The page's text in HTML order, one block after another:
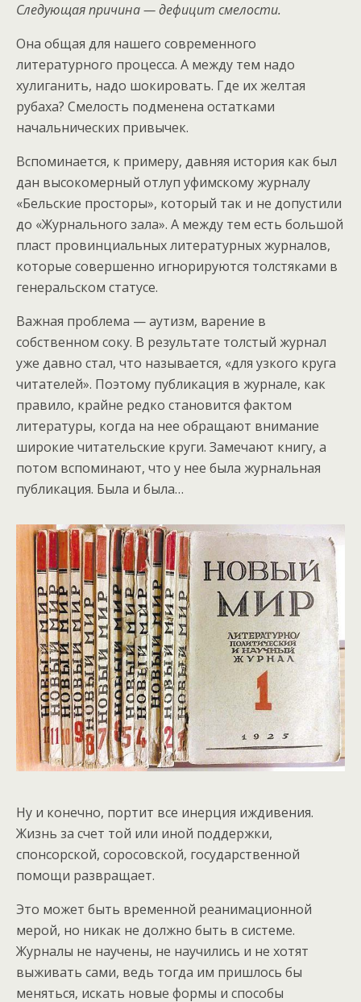
Следующая причина — дефицит смелости.
Она общая для нашего современного
литературного процесса. А между тем надо
хулиганить, надо шокировать. Где их желтая
рубаха? Смелость подменена остатками
начальнических привычек.
Вспоминается, к примеру, давняя история как был
дан высокомерный отлуп уфимскому журналу
«Бельские просторы», который так и не допустили
до «Журнального зала». А между тем есть большой
пласт провинциальных литературных журналов,
которые совершенно игнорируются толстяками в
генеральском статусе.
Важная проблема — аутизм, варение в
собственном соку. В результате толстый журнал
уже давно стал, что называется, «для узкого круга
читателей». Поэтому публикация в журнале, как
правило, крайне редко становится фактом
литературы, когда на нее обращают внимание
широкие читательские круги. Замечают книгу, а
потом вспоминают, что у нее была журнальная
публикация. Была и была…
Ну и конечно, портит все инерция иждивения.
Жизнь за счет той или иной поддержки,
спонсорской, соросовской, государственной
помощи развращает.
Это может быть временной реанимационной
мерой, но никак не должно быть в системе.
Журналы не научены, не научились и не хотят
выживать сами, ведь тогда им пришлось бы
меняться, искать новые формы и способы